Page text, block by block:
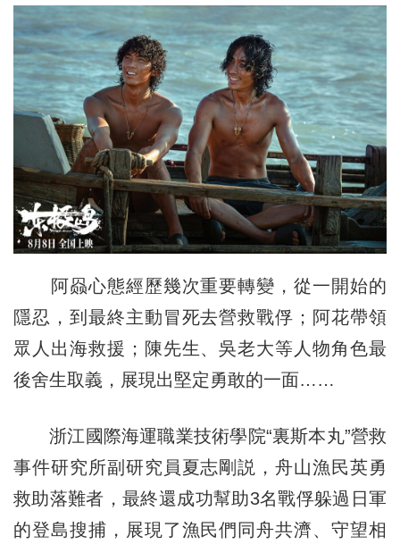
阿赑心態經歷幾次重要轉變，從一開始的
隱忍，到最終主動冒死去營救戰俘；阿花帶領
眾人出海救援；陳先生、吳老大等人物角色最
後舍生取義，展現出堅定勇敢的一面……
浙江國際海運職業技術學院“裏斯本丸”營救
事件研究所副研究員夏志剛説，舟山漁民英勇
救助落難者，最終還成功幫助3名戰俘躲過日軍
的登島搜捕，展現了漁民們同舟共濟、守望相